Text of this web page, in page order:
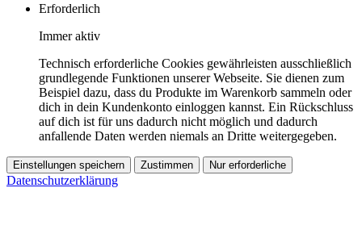
Erforderlich
Immer aktiv
Technisch erforderliche Cookies gewährleisten ausschließlich
grundlegende Funktionen unserer Webseite. Sie dienen zum
Beispiel dazu, dass du Produkte im Warenkorb sammeln oder
dich in dein Kundenkonto einloggen kannst. Ein Rückschluss
auf dich ist für uns dadurch nicht möglich und dadurch
anfallende Daten werden niemals an Dritte weitergegeben.
Einstellungen speichern Zustimmen Nur erforderliche
Datenschutzerklärung